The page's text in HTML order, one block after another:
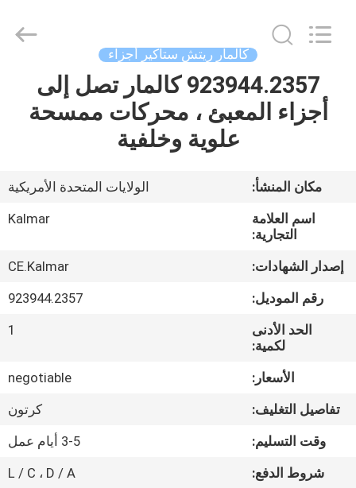
الصفحة
الرئيسية
معلومات
جولة
مراقبة
الجودة
اتصل
Electromechanical
Equipment
كالمار ريتش ستاكير أجزاء
923944.2357 كالمار تصل إلى
أجزاء المعبئ ، محركات ممسحة
علوية وخلفية
مكان المنشأ:
الولايات المتحدة الأمريكية
اسم العلامة
التجارية:
Kalmar
إصدار الشهادات:
CE.Kalmar
رقم الموديل:
923944.2357
الحد الأدنى
لكمية:
1
الأسعار:
negotiable
تفاصيل التغليف:
كرتون
وقت التسليم:
3-5 أيام عمل
شروط الدفع:
L / C ، D / A